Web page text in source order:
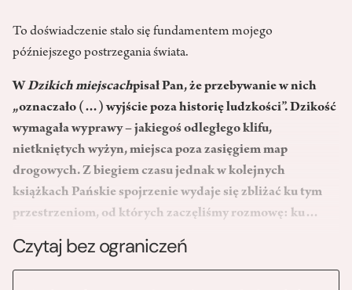
To doświadczenie stało się fundamentem mojego
późniejszego postrzegania świata.
W Dzikich miejscachpisał Pan, że przebywanie w nich
„oznaczało (…) wyjście poza historię ludzkości”. Dzikość
wymagała wyprawy – jakiegoś odległego klifu,
nietkniętych wyżyn, miejsca poza zasięgiem map
drogowych. Z biegiem czasu jednak w kolejnych
książkach Pańskie spojrzenie wydaje się zbliżać ku tym
przestrzeniom, od których zaczęliśmy rozmowę: ku…
Czytaj bez ograniczeń